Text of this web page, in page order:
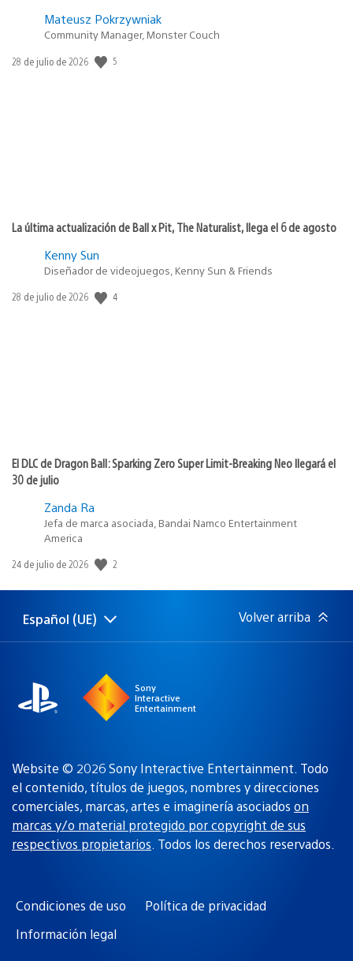
Mateusz Pokrzywniak
Community Manager, Monster Couch
Fecha
28 de julio de 2026 5
La última actualización de Ball x Pit, The Naturalist, llega el 6 de agosto
Kenny Sun
Diseñador de videojuegos, Kenny Sun & Friends
Fecha
28 de julio de 2026 4
El DLC de Dragon Ball: Sparking Zero Super Limit-Breaking Neo llegará el
30 de julio
Zanda Ra
Jefa de marca asociada, Bandai Namco Entertainment
America
Fecha
publicación:
24 de julio de 2026 2
Selecciona
una
Región
actual:
Español (UE) Volver arriba
Sony
Interactive
Entertainment
Website © 2026 Sony Interactive Entertainment. Todo
el contenido, títulos de juegos, nombres y direcciones
comerciales, marcas, artes e imaginería asociados on
marcas y/o material protegido por copyright de sus
respectivos propietarios. Todos los derechos reservados.
Condiciones de uso
Política de privacidad
Información legal